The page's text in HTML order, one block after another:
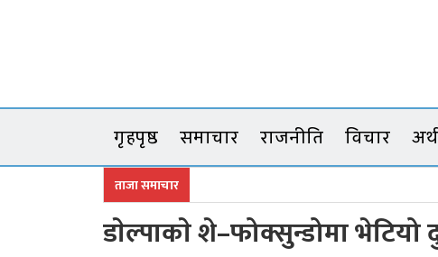
गृहपृष्ठ समाचार राजनीति विचार
ताजा समाचार
डाेल्पाकाे शे–फोक्सुन्डोमा भेटियो